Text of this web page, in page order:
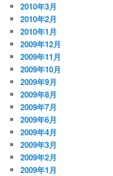
2010年3月
2010年2月
2010年1月
2009年12月
2009年11月
2009年10月
2009年9月
2009年8月
2009年7月
2009年6月
2009年4月
2009年3月
2009年2月
2009年1月